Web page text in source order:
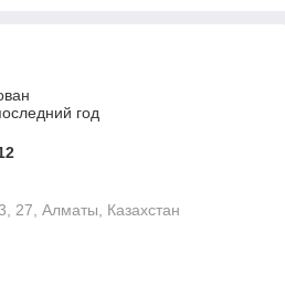
год
27, Алматы, Казахстан